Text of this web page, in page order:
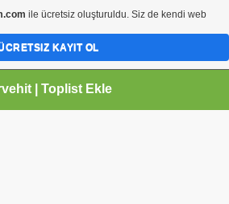
| Toplist Ekle
ile ücretsiz oluşturuldu. Siz de kendi web
KAYIT OL